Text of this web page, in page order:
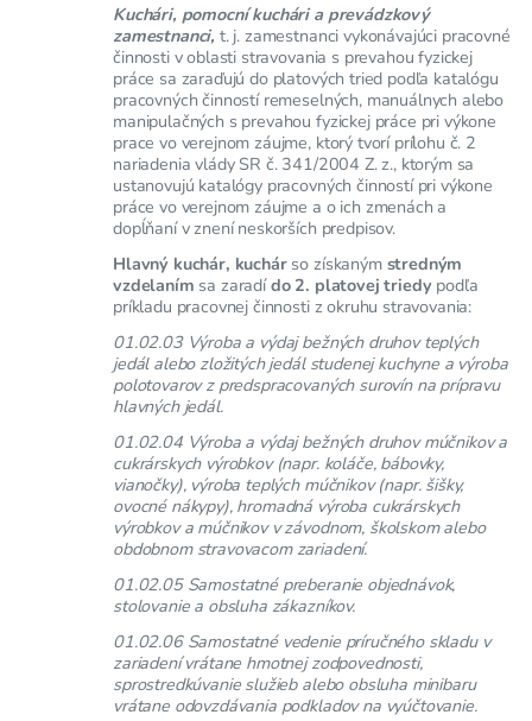
Kuchári, pomocní kuchári a prevádzkový
zamestnanci, t. j. zamestnanci vykonávajúci pracovné
činnosti v oblasti stravovania s prevahou fyzickej
práce sa zaraďujú do platových tried podľa katalógu
pracovných činností remeselných, manuálnych alebo
manipulačných s prevahou fyzickej práce pri výkone
prace vo verejnom záujme, ktorý tvorí prílohu č. 2
nariadenia vlády SR č. 341/2004 Z. z., ktorým sa
ustanovujú katalógy pracovných činností pri výkone
práce vo verejnom záujme a o ich zmenách a
dopĺňaní v znení neskorších predpisov.
Hlavný kuchár, kuchárso získaným stredným
vzdelaním sa zaradído 2. platovej triedy podľa
príkladu pracovnej činnosti z okruhu stravovania:
01.02.03 Výroba a výdaj bežných druhov teplých
jedál alebo zložitých jedál studenej kuchyne a výroba
polotovarov z predspracovaných surovín na prípravu
hlavných jedál.
01.02.04 Výroba a výdaj bežných druhov múčnikov a
cukrárskych výrobkov (napr. koláče, bábovky,
vianočky), výroba teplých múčnikov (napr. šišky,
ovocné nákypy), hromadná výroba cukrárskych
výrobkov a múčnikov v závodnom, školskom alebo
obdobnom stravovacom zariadení.
01.02.05 Samostatné preberanie objednávok,
stolovanie a obsluha zákazníkov.
01.02.06 Samostatné vedenie príručného skladu v
zariadení vrátane hmotnej zodpovednosti,
sprostredkúvanie služieb alebo obsluha minibaru
vrátane odovzdávania podkladov na vyúčtovanie.